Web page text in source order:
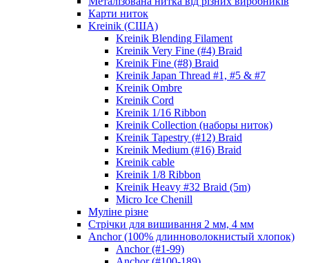
Карти ниток
Kreinik (США)
Kreinik Blending Filament
Kreinik Very Fine (#4) Braid
Kreinik Fine (#8) Braid
Kreinik Japan Thread #1, #5 & #7
Kreinik Ombre
Kreinik Cord
Kreinik 1/16 Ribbon
Kreinik Collection (наборы ниток)
Kreinik Tapestry (#12) Braid
Kreinik Medium (#16) Braid
Kreinik cable
Kreinik 1/8 Ribbon
Kreinik Heavy #32 Braid (5m)
Micro Ice Chenill
Муліне різне
Стрічки для вишивання 2 мм, 4 мм
Anchor (100% длинноволокнистый хлопок)
Anchor (#1-99)